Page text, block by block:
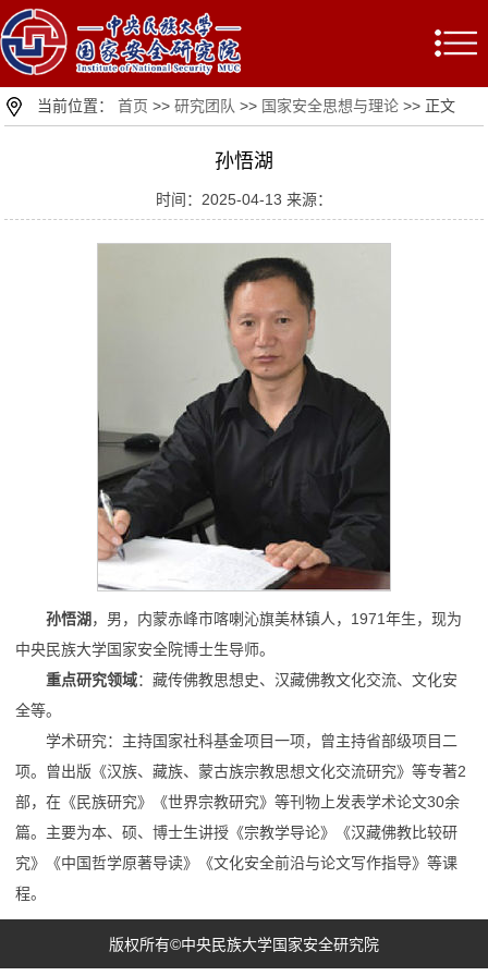
当前位置：首页 >>研究团队 >> 国家安全思想与理论 >> 正文
孙悟湖
时间：2025-04-13 来源：
孙悟湖 ，男，内蒙赤峰市喀喇沁旗美林镇人，1971年生，现为
中央民族大学国家安全院博士生导师。
重点研究领域：藏传佛教思想史、汉藏佛教文化交流、文化安
全等。
学术研究：主持国家社科基金项目一项，曾主持省部级项目二
项。曾出版《汉族、藏族、蒙古族宗教思想文化交流研究》等专著2
部，在《民族研究》《世界宗教研究》等刊物上发表学术论文30余
篇。主要为本、硕、博士生讲授《宗教学导论》《汉藏佛教比较研
究》《中国哲学原著导读》《文化安全前沿与论文写作指导》等课
程。
版权所有©中央民族大学国家安全研究院